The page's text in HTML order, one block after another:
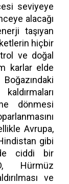
seviyeye
alacağı
taşıyan
hiçbir
ve doğal
karlar elde
dönmesi
Avrupa,
gibi
ciddi bir
Hürmüz
ve